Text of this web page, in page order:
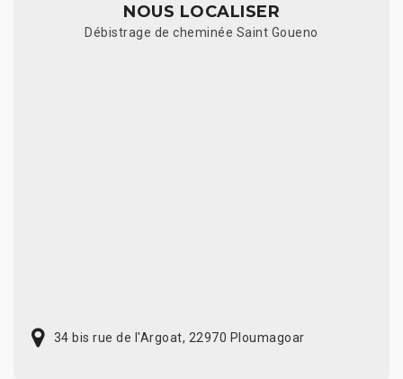
NOUS LOCALISER
Débistrage de cheminée Saint Goueno
34 bis rue de l'Argoat, 22970 Ploumagoar